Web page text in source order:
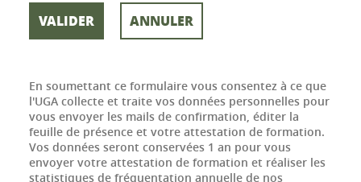
En soumettant ce formulaire vous consentez à ce que
l'UGA collecte et traite vos données personnelles pour
vous envoyer les mails de confirmation, éditer la
feuille de présence et votre attestation de formation.
Vos données seront conservées 1 an pour vous
envoyer votre attestation de formation et réaliser les
statistiques de fréquentation annuelle de nos